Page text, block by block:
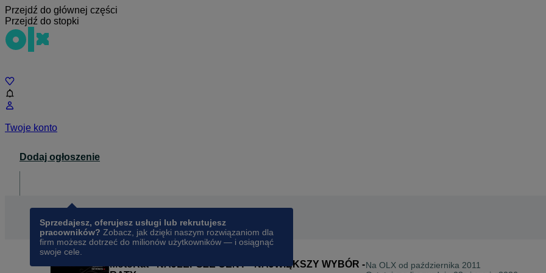
Przejdź do głównej części
Przejdź do stopki
Twoje konto
Dodaj ogłoszenie
Sprzedajesz, oferujesz usługi lub rekrutujesz
pracowników? Zobacz, jak dzięki naszym rozwiązaniom dla
firm możesz dotrzeć do milionów użytkowników — i osiągnąć
swoje cele.
MotoRat - NAJLEPSZE CENY - NAJWIĘKSZY WYBÓR -Na OLX od października 2011